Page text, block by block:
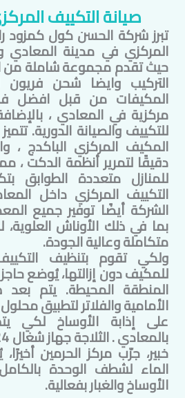
صيانة التكييف
تبرز شركة الحسن كول كمزود
المركزي في مدينةالمعادي
حيث تقدم مجموعة شاملة من
التركيب وايضا شحن فريون
المكيفات من قبل افضل
مركزية في المعادي ،
للتكييف والصيانة الدورية.
المكيف المركزي الباكدج ،
دقيقًا لتمرير أنظمة الدكت ،
للمنازل متعددة الطوابق
التكييف المركزي داخل
الشركة أيضًا توفير جميع
بما في ذلك الأوناش
متكاملة وعالية الجودة.
ولكي تقوم بتنظيف التكييف
للمكيف دون إزالتها، يُوضع
المنطقة المحيطة. يتم
الأمامية والفلاتر لتطبيق
على إذابة الأوساخ لكي
بالمعادي
خبير، جرّب مركز الحرمين
الماء لشطف الوحدة
الأوساخ والغبار بفعالية.